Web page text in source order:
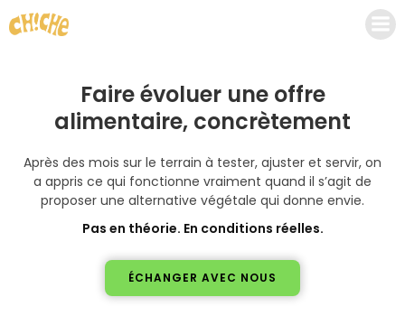
Faire évoluer une offre
alimentaire, concrètement
Après des mois sur le terrain à tester, ajuster et servir, on
a appris ce qui fonctionne vraiment quand il s’agit de
proposer une alternative végétale qui donne envie.
Pas en théorie. En conditions réelles.
ÉCHANGER AVEC NOUS